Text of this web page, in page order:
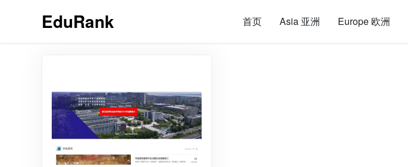
EduRank 首页 Asia 亚洲 Europe 欧洲